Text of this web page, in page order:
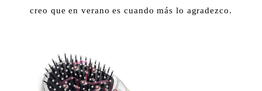
creo que en verano es cuando más lo agradezco.